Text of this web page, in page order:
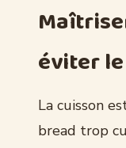
éviter
La cuisson
bread trop